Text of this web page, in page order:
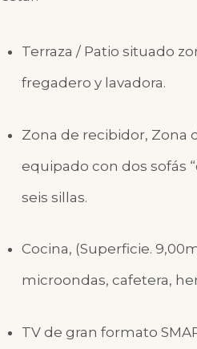
Terraza / Patio situado
fregadero y lavadora.
Zona de recibidor, Zona
equipado con dos sofás
seis sillas.
Cocina, (Superficie.
microondas, cafetera,
TV de gran formato